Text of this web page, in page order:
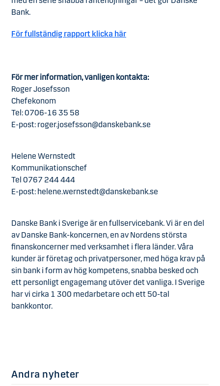
Bank.
För fullständig rapport klicka här
För mer information, vänligen kontakta:
Roger Josefsson
Chefekonom
Tel: 0706-16 35 58
E-post: roger.josefsson@danskebank.se
Helene Wernstedt
Kommunikationschef
Tel 0767 244 444
E-post: helene.wernstedt@danskebank.se
Danske Bank i Sverige är en fullservicebank. Vi är en del
av Danske Bank-koncernen, en av Nordens största
finanskoncerner med verksamhet i flera länder. Våra
kunder är företag och privatpersoner, med höga krav på
sin bank i form av hög kompetens, snabba besked och
ett personligt engagemang utöver det vanliga. I Sverige
har vi cirka 1 300 medarbetare och ett 50-tal
bankkontor.
Andra nyheter